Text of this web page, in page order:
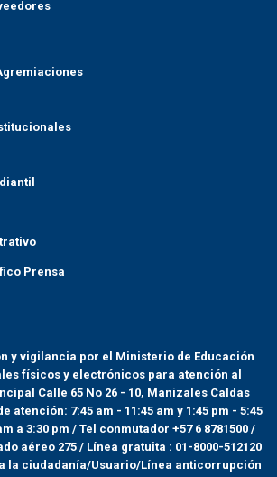
Prensa
y vigilancia por el Ministerio de Educación
físicos y electrónicos para atención al
Calle 65 No 26 - 10, Manizales Caldas
atención: 7:45 am - 11:45 am y 1:45 pm - 5:45
a 3:30 pm / Tel conmutador +57 6 8781500 /
aéreo 275 / Línea gratuita : 01-8000-512120
la ciudadanía/Usuario/Línea anticorrupción